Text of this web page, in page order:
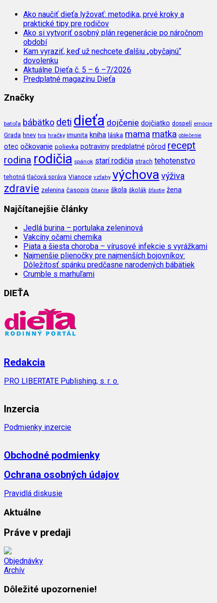
Ako naučiť dieťa lyžovať: metodika, prvé kroky a
praktické tipy pre rodičov
Ako si vytvoriť osobný plán regenerácie po náročnom
období
Kam vyraziť, keď už nechcete ďalšiu „obyčajnú“
dovolenku
Aktuálne Dieťa č. 5 – 6 –7/2026
Predplatné magazínu Dieťa
Značky
batoľa bábätko deti dieťa dojčenie dojčiatko dospelí emócie
Grada hnev hra hračky imunita kniha láska mama matka oblečenie
otec očkovanie polievka potraviny predplatné pôrod recept
rodina rodičia spánok starí rodičia strach tehotenstvo
tehotná tlačová správa Vianoce vzťahy výchova výživa
zdravie zelenina časopis čítanie škola školák šťastie žena
Najčítanejšie články
Jedlá burina – portulaka zeleninová
Vakcíny očami chemika
Piata a šiesta choroba – vírusové infekcie s vyrážkami
Najmenšie plienočky pre najmenších bojovníkov:
Dôležitosť spánku predčasne narodených bábätiek
Crumble s marhuľami
DIEŤA
Redakcia
PRO LIBERTATE Publishing, s. r. o.
Inzercia
Podmienky inzercie
Obchodné podmienky
Ochrana osobných údajov
Pravidlá diskusie
Aktuálne
Práve v predaji
Objednávky
Archív
Dôležité upozornenie!